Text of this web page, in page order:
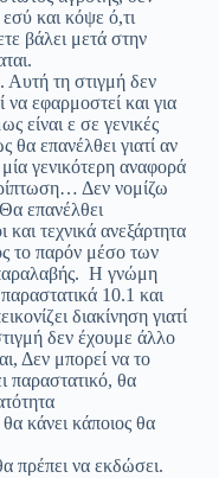
και κόψε ό,τι
βάλει μετά στην
τη στιγμή δεν
να εφαρμοστεί και για
είναι ε σε γενικές
επανέλθει γιατί αν
γενικότερη αναφορά
Δεν νομίζω
επανέλθει
τεχνικά ανεξάρτητα
το παρόν μέσο των
Η γνώμη
10.1 και
διακίνηση γιατί
δεν έχουμε άλλο
Δεν μπορεί να το
παραστατικό, θα
κάνει κάποιος θα
πρέπει να εκδώσει.